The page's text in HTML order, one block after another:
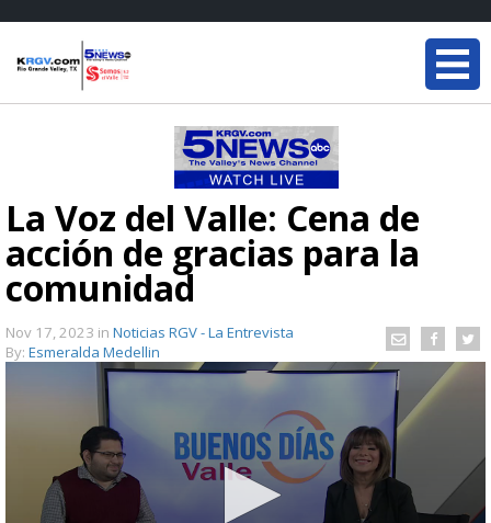
La Voz del Valle: Cena de
acción de gracias para la
comunidad
Nov 17, 2023 in Noticias RGV - La Entrevista
By: Esmeralda Medellin